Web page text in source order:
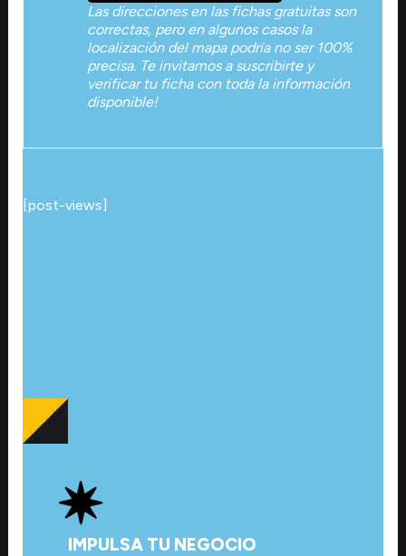
Las direcciones en las fichas gratuitas son
correctas, pero en algunos casos la
localización del mapa podría no ser 100%
precisa. Te invitamos a suscribirte y
verificar tu ficha con toda la información
disponible!
[post-views]
IMPULSA TU NEGOCIO